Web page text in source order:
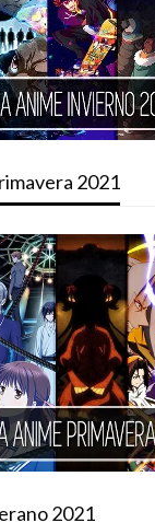
2021
2021